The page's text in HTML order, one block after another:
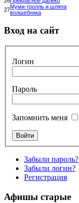
27Муми-тролль и шляпа
волшебника
Вход на сайт
Логин
Пароль
Запомнить меня
Забыли пароль?
Забыли логин?
Регистрация
Афишы старые